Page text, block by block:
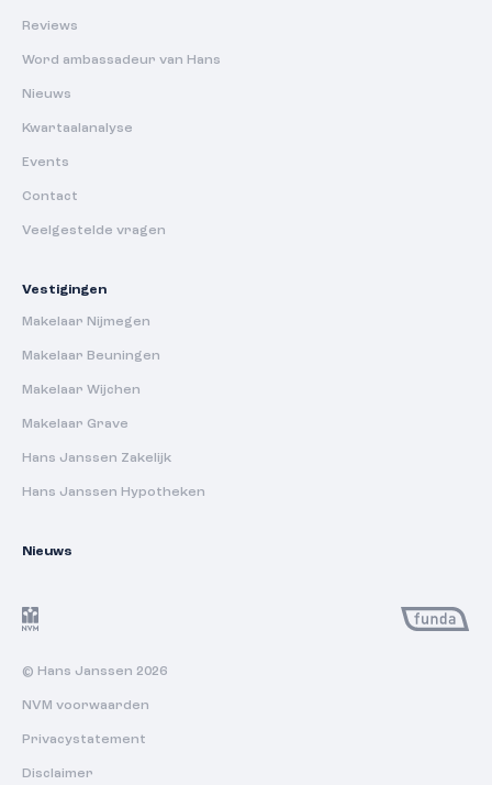
Reviews
Word ambassadeur van Hans
Nieuws
Kwartaalanalyse
Events
Contact
Veelgestelde vragen
Vestigingen
Makelaar Nijmegen
Makelaar Beuningen
Makelaar Wijchen
Makelaar Grave
Hans Janssen Zakelijk
Hans Janssen Hypotheken
Nieuws
© Hans Janssen 2026
NVM voorwaarden
Privacystatement
Disclaimer